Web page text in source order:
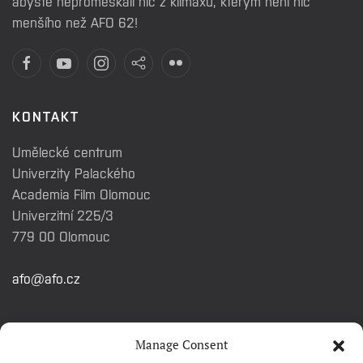
Manage Consent
menšího než AFO 62!
KONTAKT
Umělecké centrum
Univerzity Palackého
Academia Film Olomouc
Univerzitní 225/3
779 00 Olomouc
afo@afo.cz
RYCHLÉ ODKAZY